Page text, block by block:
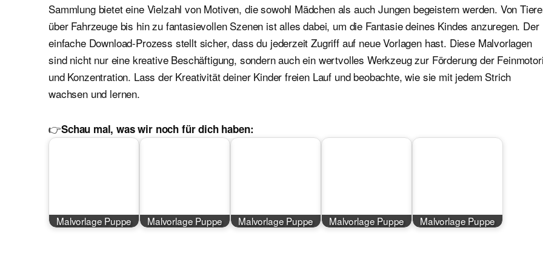
Sammlung bietet eine Vielzahl von Motiven, die sowohl Mädchen als auch Jungen begeistern werden. Von
über Fahrzeuge bis hin zu fantasievollen Szenen ist alles dabei, um die Fantasie deines Kindes anzuregen. Der
einfache Download-Prozess stellt sicher, dass du jederzeit Zugriff auf neue Vorlagen hast. Diese Malvorlagen
sind nicht nur eine kreative Beschäftigung, sondern auch ein wertvolles Werkzeug zur Förderung der
und Konzentration. Lass der Kreativität deiner Kinder freien Lauf und beobachte, wie sie mit jedem Strich
wachsen und lernen.
👉Schau mal, was wir noch für dich haben:
Malvorlage Puppe Malvorlage Puppe Malvorlage Puppe Malvorlage Puppe Malvorlage Puppe